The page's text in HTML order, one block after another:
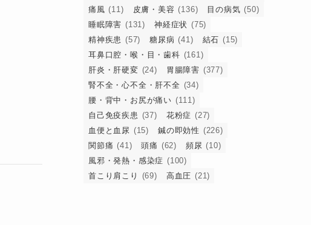
痛風 (11) 皮膚・美容 (136) 目の病気 (50)
睡眠障害 (131) 神経症状 (75)
精神疾患 (57) 糖尿病 (41) 結石 (15)
耳鼻口腔・喉・目・歯科 (161)
肝炎・肝硬変 (24) 胃腸障害 (377)
腎不全・心不全・肝不全 (34)
腰・背中・お尻が痛い (111)
自己免疫疾患 (37) 花粉症 (27)
血便と血尿 (15) 鍼の即効性 (226)
関節痛 (41) 頭痛 (62) 頻尿 (10)
風邪・発熱・感染症 (100)
首こり肩こり
(69) 高血圧 (21)